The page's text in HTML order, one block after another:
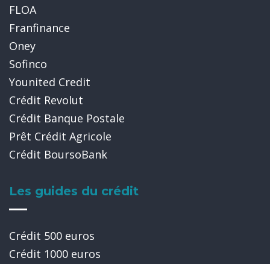
FLOA
Franfinance
Oney
Sofinco
Younited Credit
Crédit Revolut
Crédit Banque Postale
Prêt Crédit Agricole
Crédit BoursoBank
Les guides du crédit
Crédit 500 euros
Crédit 1000 euros